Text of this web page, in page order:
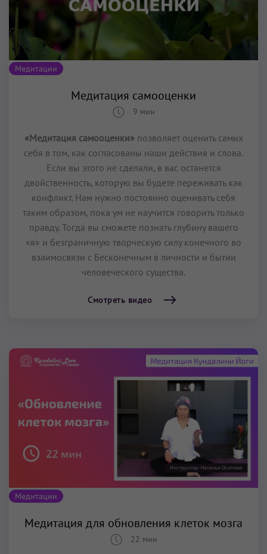
Медитации
Медитация самооценки
9 мин
«Медитация самооценки»позволяет оценить самих
себя в том, как согласованы наши действия и слова.
Если вы этого не сделали, в вас останется
двойственность, которую вы будете переживать как
конфликт. Нам нужно постоянно оценивать себя
таким образом, пока ум не научится говорить только
правду. Тогда вы сможете познать глубину вашего
«я» и безграничную творческую силу конечного во
взаимосвязи с Бесконечным в личности и бытии
человеческого существа.
Смотреть видео
Медитации
Медитация для обновления клеток мозга
22 мин